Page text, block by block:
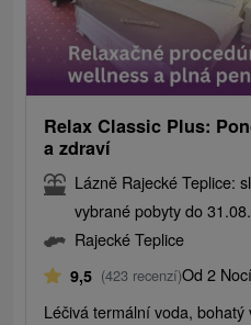
Relax Classic Plus:
a zdraví
Lázně Rajecké Teplice:
vybrané pobyty do
Rajecké Teplice
9,5 (423 recenzí)Od 2 Nocí
Léčivá termální voda,